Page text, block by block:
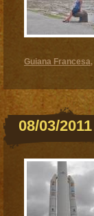
Guiana Francesa,
08/03/2011